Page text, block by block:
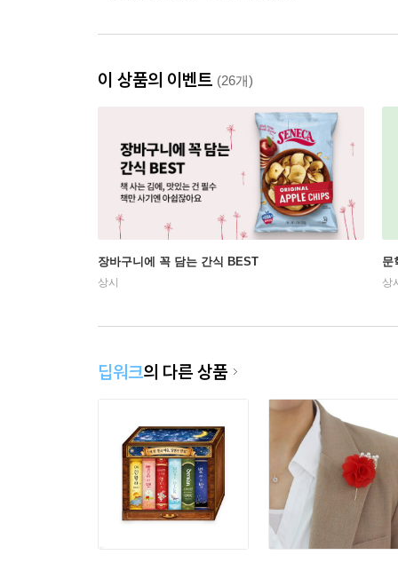
이 상품의 이벤트 (26개)
장바구니에 꼭 담는 간식 BEST
상시
문
상
딥워크의 다른 상품